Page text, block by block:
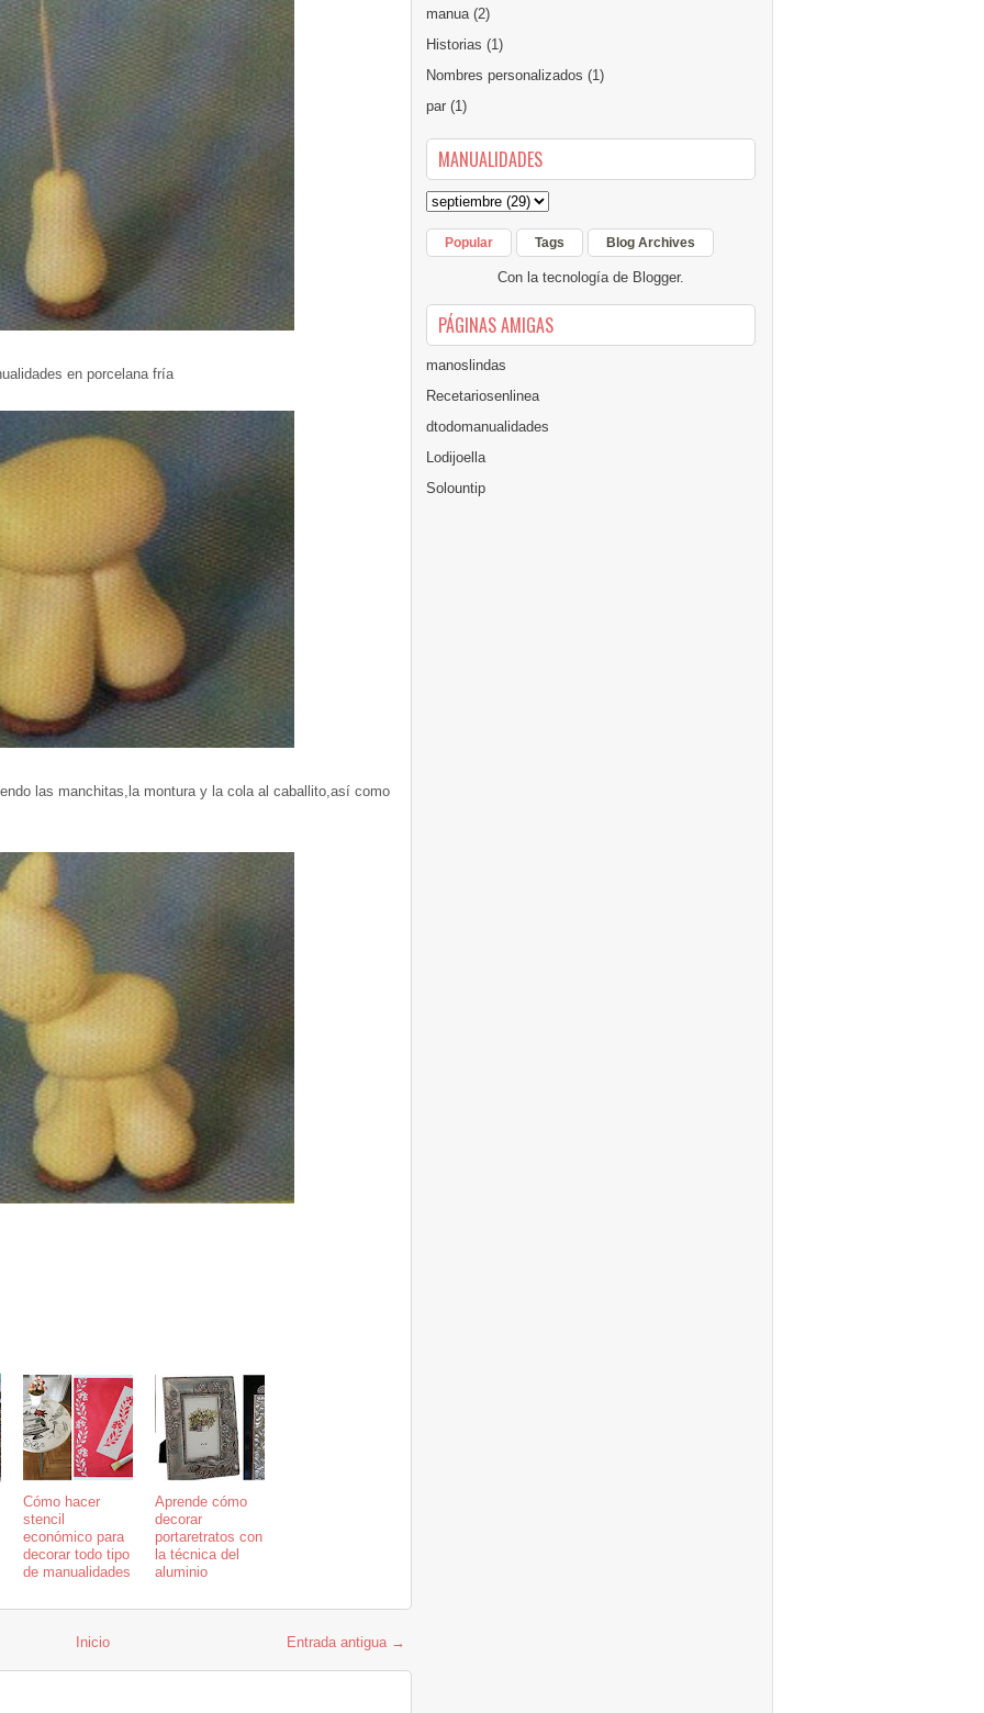
en porcelana fría
las manchitas,la montura y la cola al caballito,así como
Cómo hacer
stencil
económico para
decorar todo tipo
de manualidades
Aprende cómo
decorar
portaretratos con
la técnica del
aluminio
Entrada antigua →
Inicio
manua (2)
Historias (1)
Nombres personalizados (1)
par (1)
MANUALIDADES
Popular Tags Blog Archives
Con la tecnología de Blogger.
PÁGINAS AMIGAS
manoslindas
Recetariosenlinea
dtodomanualidades
Lodijoella
Solountip